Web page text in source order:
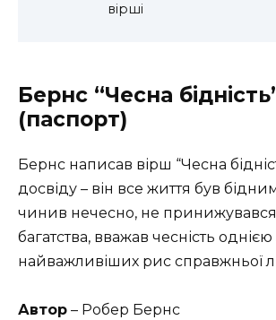
вірші
Бернс “Чесна
(паспорт)
Бернс написав вірш “Чесна
досвіду – він все життя був
чинив нечесно, не
багатства, вважав чесність однією
найважливіших рис справжньої
Автор – Робер Бернс